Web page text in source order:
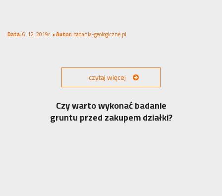
Data:6. 12. 2019r. •Autor:badania-geologiczne.pl
czytaj więcej
Czy warto wykonać badanie
gruntu przed zakupem działki?